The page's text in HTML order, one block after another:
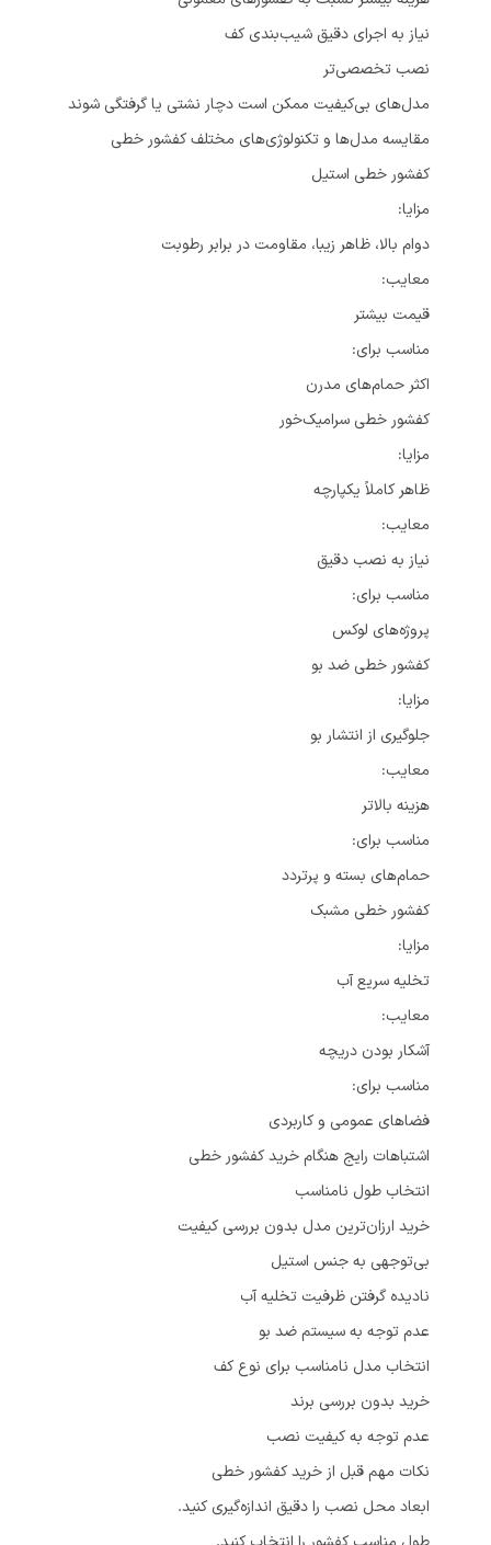
نیاز به اجرای دقیق شیب‌بندی کف
نصب تخصصی‌تر
مدل‌های بی‌کیفیت ممکن است دچار نشتی یا گرفتگی شوند
مقایسه مدل‌ها و تکنولوژی‌های مختلف کفشور خطی
کفشور خطی استیل
مزایا:
دوام بالا، ظاهر زیبا، مقاومت در برابر رطوبت
معایب:
قیمت بیشتر
مناسب برای:
اکثر حمام‌های مدرن
کفشور خطی سرامیک‌خور
مزایا:
ظاهر کاملاً یکپارچه
معایب:
نیاز به نصب دقیق
مناسب برای:
پروژه‌های لوکس
کفشور خطی ضد بو
مزایا:
جلوگیری از انتشار بو
معایب:
هزینه بالاتر
مناسب برای:
حمام‌های بسته و پرتردد
کفشور خطی مشبک
مزایا:
تخلیه سریع آب
معایب:
آشکار بودن دریچه
مناسب برای:
فضاهای عمومی و کاربردی
اشتباهات رایج هنگام خرید کفشور خطی
انتخاب طول نامناسب
خرید ارزان‌ترین مدل بدون بررسی کیفیت
بی‌توجهی به جنس استیل
نادیده گرفتن ظرفیت تخلیه آب
عدم توجه به سیستم ضد بو
انتخاب مدل نامناسب برای نوع کف
خرید بدون بررسی برند
عدم توجه به کیفیت نصب
نکات مهم قبل از خرید کفشور خطی
ابعاد محل نصب را دقیق اندازه‌گیری کنید.